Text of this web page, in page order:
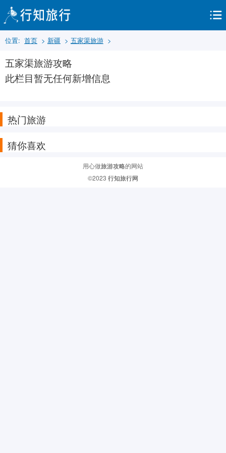
位置: 首页 > 新疆 > 五家渠旅游 >
五家渠旅游攻略
此栏目暂无任何新增信息
热门旅游
猜你喜欢
用心做旅游攻略的网站
©2023 行知旅行网